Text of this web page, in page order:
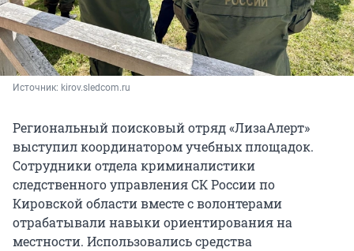
Источник: kirov.sledcom.ru
Региональный поисковый отряд «ЛизаАлерт»
выступил координатором учебных площадок.
Сотрудники отдела криминалистики
следственного управления СК России по
Кировской области вместе с волонтерами
отрабатывали навыки ориентирования на
местности. Использовались средства